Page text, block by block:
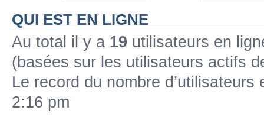
QUI EST EN LIGNE
Au total il y a 19 utilisateurs en
(basées sur les utilisateurs actifs
Le record du nombre
2:16 pm